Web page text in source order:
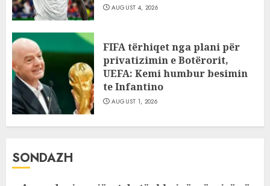
AUGUST 4, 2026
FIFA tërhiqet nga plani për
privatizimin e Botërorit,
UEFA: Kemi humbur besimin
te Infantino
AUGUST 1, 2026
SONDAZH